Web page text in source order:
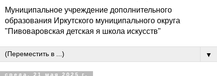
Муниципальное учреждение дополнительного
образования Иркутского муниципального округа
"Пивоваровская детская я школа искусств"
▼
среда, 21 мая 2025 г.